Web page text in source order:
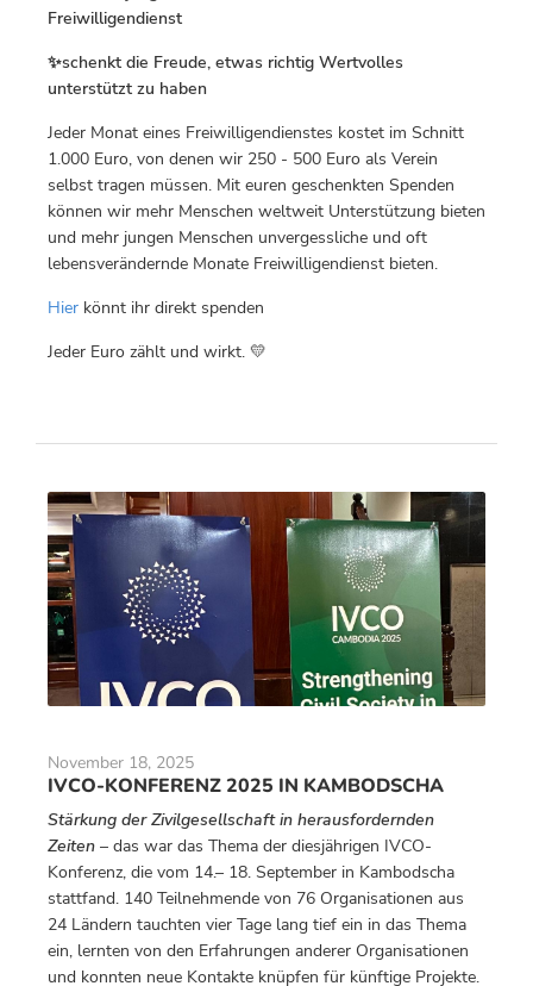
Freiwilligendienst
✨schenkt die Freude, etwas richtig Wertvolles
unterstützt zu haben
Jeder Monat eines Freiwilligendienstes kostet im Schnitt
1.000 Euro, von denen wir 250 - 500 Euro als Verein
selbst tragen müssen. Mit euren geschenkten Spenden
können wir mehr Menschen weltweit Unterstützung bieten
und mehr jungen Menschen unvergessliche und oft
lebensverändernde Monate Freiwilligendienst bieten.
Hier könnt ihr direkt spenden
Jeder Euro zählt und wirkt. 💛
November 18, 2025
IVCO-KONFERENZ 2025 IN KAMBODSCHA
Stärkung der Zivilgesellschaft in herausfordernden
Zeiten – das war das Thema der diesjährigen IVCO-
Konferenz, die vom 14.– 18. September in Kambodscha
stattfand. 140 Teilnehmende von 76 Organisationen aus
24 Ländern tauchten vier Tage lang tief ein in das Thema
ein, lernten von den Erfahrungen anderer Organisationen
und konnten neue Kontakte knüpfen für künftige Projekte.